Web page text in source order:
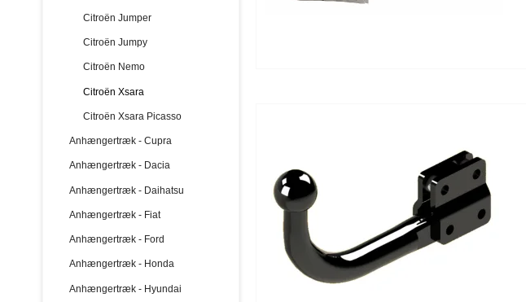
Citroën Jumper
Citroën Jumpy
Citroën Nemo
Citroën Xsara
Citroën Xsara Picasso
Anhængertræk - Cupra
Anhængertræk - Dacia
Anhængertræk - Daihatsu
Anhængertræk - Fiat
Anhængertræk - Ford
Anhængertræk - Honda
Anhængertræk - Hyundai